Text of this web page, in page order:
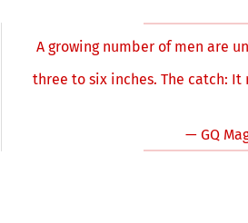
A growing number of men are
three to six inches. The catch:
— GQ